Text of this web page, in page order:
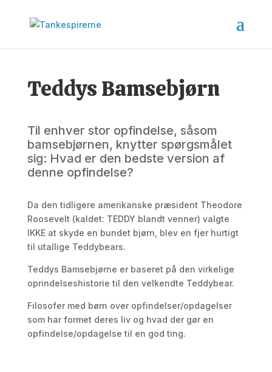
Teddys Bamsebjørn
Til enhver stor opfindelse, såsom
bamsebjørnen, knytter spørgsmålet
sig: Hvad er den bedste version af
denne opfindelse?
Da den tidligere amerikanske præsident Theodore
Roosevelt (kaldet: TEDDY blandt venner) valgte
IKKE at skyde en bundet bjørn, blev en fjer hurtigt
til utallige Teddybears.
Teddys Bamsebjørne er baseret på den virkelige
oprindelseshistorie til den velkendte Teddybear.
Filosofer med børn over opfindelser/opdagelser
som har formet deres liv og hvad der gør en
opfindelse/opdagelse til en god ting.